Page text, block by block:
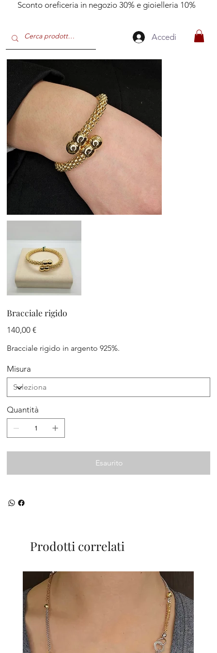
Sconto oreficeria in negozio 30% e gioielleria 10%
Accedi
Bracciale rigido
Prezzo
140,00 €
Bracciale rigido in argento 925%.
Misura
Quantità
Esaurito
Prodotti correlati